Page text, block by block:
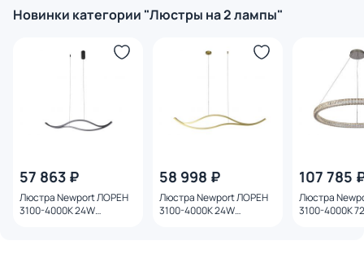
Новинки категории "Люстры на 2 лампы"
57 863 ₽
Люстра Newport ЛОРЕН
3100-4000K 24W
58 998 ₽
Люстра Newport ЛОРЕН
3100-4000K 24W
107 785
Люстра
3100-4000K